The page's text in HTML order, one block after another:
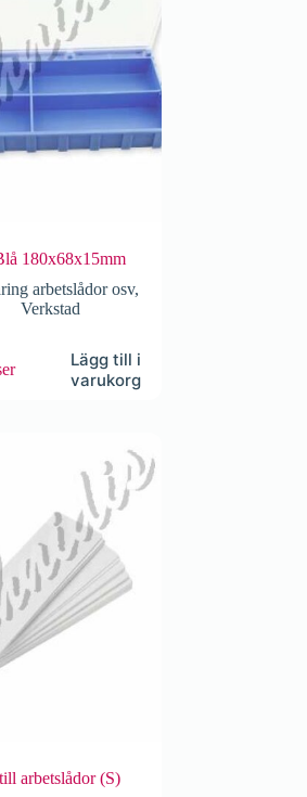
180x68x15mm
arbetslådor osv,
Verkstad
Lägg till i
varukorg
arbetslådor (S)